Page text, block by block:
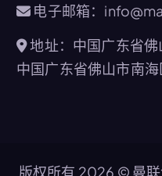
电子邮箱：
地址：中国广东省
中国广东省佛山市南海
版权所有 2026 © 曼